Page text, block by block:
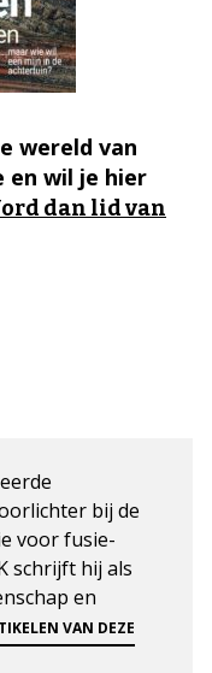
wereld van
en wil je hier
dan lid van
bij de
voor fusie-
schrijft hij als
en
VAN DEZE